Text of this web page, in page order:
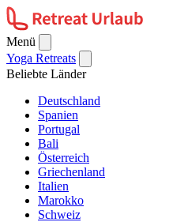
Menü
Yoga Retreats
Beliebte Länder
Deutschland
Spanien
Portugal
Bali
Österreich
Griechenland
Italien
Marokko
Schweiz